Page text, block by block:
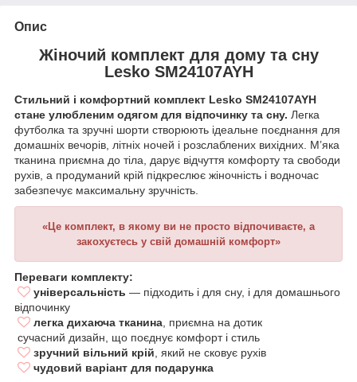
Опис
Жіночий комплект для дому та сну
Lesko SM24107AYH
Стильний і комфортний комплект Lesko SM24107AYH
стане улюбленим одягом для відпочинку та сну. Легка
футболка та зручні шорти створюють ідеальне поєднання для
домашніх вечорів, літніх ночей і розслаблених вихідних. М’яка
тканина приємна до тіла, дарує відчуття комфорту та свободи
рухів, а продуманий крій підкреслює жіночність і водночас
забезпечує максимальну зручність.
«Це комплект, в якому ви не просто відпочиваєте, а
закохуєтесь у свій домашній комфорт»
Переваги комплекту:
універсальність — підходить і для сну, і для домашнього
відпочинку
легка дихаюча тканина, приємна на дотик
сучасний дизайн, що поєднує комфорт і стиль
зручний вільний крій, який не сковує рухів
чудовий варіант для подарунка